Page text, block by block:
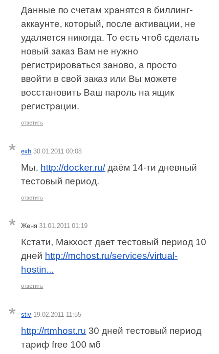
Данные по счетам хранятся в биллинг-
аккаунте, который, после активации, не
удаляется никогда. То есть чтоб сделать
новый заказ Вам не нужно
регистрироваться заново, а просто
ввойти в свой заказ или Вы можете
восстановить Ваш пароль на ящик
регистрации.
ответить
exh 30.01.2011 00:08
Мы, http://docker.ru/даём 14-ти дневный
тестовый период.
ответить
Женя 31.01.2011 01:19
Кстати, Макхост дает тестовый период 10
дней http://mchost.ru/services/virtual-
hostin...
ответить
stiv 19.02.2011 11:55
http://rtmhost.ru 30 дней тестовый период
тариф free 100 мб